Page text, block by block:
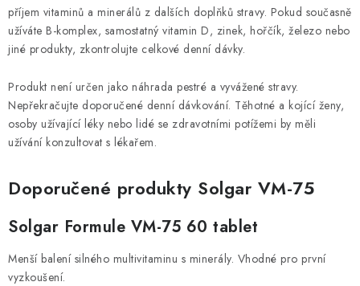
příjem vitaminů a minerálů z dalších doplňků stravy. Pokud současně
užíváte B-komplex, samostatný vitamin D, zinek, hořčík, železo nebo
jiné produkty, zkontrolujte celkové denní dávky.
Produkt není určen jako náhrada pestré a vyvážené stravy.
Nepřekračujte doporučené denní dávkování. Těhotné a kojící ženy,
osoby užívající léky nebo lidé se zdravotními potížemi by měli
užívání konzultovat s lékařem.
Doporučené produkty Solgar VM-75
Solgar Formule VM-75 60 tablet
Menší balení silného multivitaminu s minerály. Vhodné pro první
vyzkoušení.